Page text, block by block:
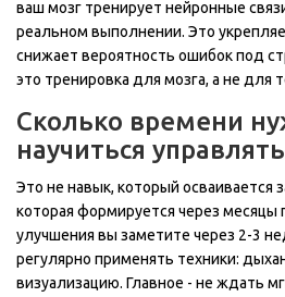
ваш мозг тренирует нейронные
реальном выполнении. Это
снижает вероятность ошибок под
это тренировка для мозга, а не для
Сколько времени
научиться
Это не навык, который осваивается
которая формируется через месяцы
улучшения вы заметите через 2-3
регулярно применять техники:
визуализацию. Главное - не ждать